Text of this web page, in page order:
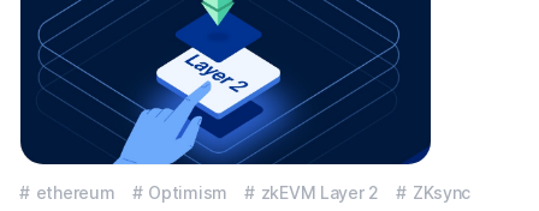
ethereum Optimism zkEVM Layer 2 ZKsync